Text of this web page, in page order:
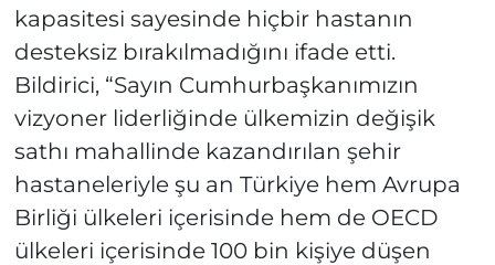
kapasitesi sayesinde hiçbir hastanın
desteksiz bırakılmadığını ifade etti.
Bildirici, “Sayın Cumhurbaşkanımızın
vizyoner liderliğinde ülkemizin değişik
sathı mahallinde kazandırılan şehir
hastaneleriyle şu an Türkiye hem Avrupa
Birliği ülkeleri içerisinde hem de OECD
ülkeleri içerisinde 100 bin kişiye düşen